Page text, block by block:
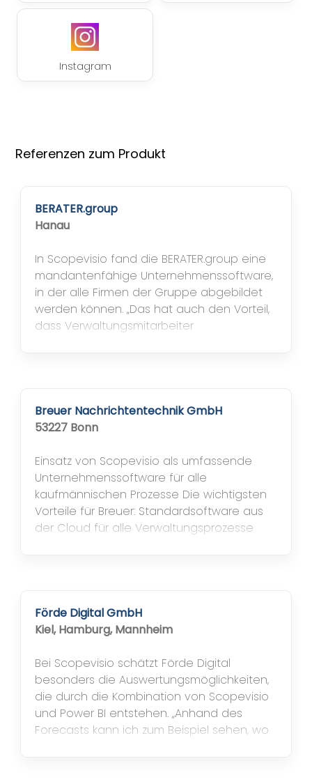
Instagram
Referenzen zum Produkt
BERATER.group
Hanau
In Scopevisio fand die BERATER.group eine
mandantenfähige Unternehmenssoftware,
in der alle Firmen der Gruppe abgebildet
werden können. „Das hat auch den Vorteil,
dass Verwaltungsmitarbeiter
Reichert. Für ihn war klar, dass die neue
Lösung...
Breuer Nachrichtentechnik GmbH
53227 Bonn
Einsatz von Scopevisio als umfassende
Unternehmenssoftware für alle
kaufmännischen Prozesse Die wichtigsten
Vorteile für Breuer: Standardsoftware aus
der Cloud für alle Verwaltungsprozesse
Einfache Betriebsprüfung – jede Buchung
mit Beleg...
Förde Digital GmbH
Kiel, Hamburg, Mannheim
Bei Scopevisio schätzt Förde Digital
besonders die Auswertungsmöglichkeiten,
die durch die Kombination von Scopevisio
und Power BI entstehen. „Anhand des
Forecasts kann ich zum Beispiel sehen, wo